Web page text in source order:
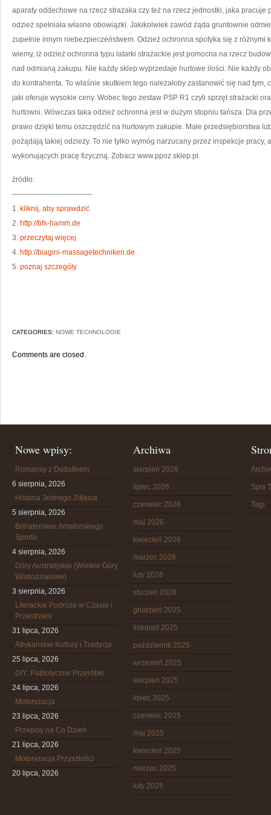
aparaty oddechowe na rzecz strażaka czy też na rzecz jednostki, jaka pracuje
odzież spełniała własne obowiązki. Jakikolwiek zawód żąda gruntownie
zupełnie innym niebezpieczeństwem. Odzież ochronna spotyka się z
wiemy, iż odzież ochronna typu latarki strażackie jest pomocna na rzecz
nad odmianą zakupu. Nie każdy sklep wyprzedaje hurtowe ilości. Nie każdy
do kontrahenta. To właśnie skutkiem tego należałoby zastanowić się nad
jaki oferuje wysokie ceny. Wobec tego zestaw PSP R1 czyli sprzęt strażacki
hurtowni. Wówczas taka odzież ochronna jest w dużym stopniu tańsza. Dla
prawo dzięki temu oszczędzić na hurtowym zakupie. Małe przedsiębiorstwa
pożądają takiej odzieży. To nie tylko wymóg narzucany przez inspekcje pracy,
wykonujących pracę fizyczną. Zobacz www.ppoz.sklep.pl.
źródło:
———————————
1. kliknij, aby sprawdzić
2. http://bfs-hamm.de
3. przeczytaj więcej
4. http://biagini-massagetechniken.de
5. poznaj szczegóły
CATEGORIES: NOWE TECHNOLOGIE
Comments are closed.
Nowe wpisy:
Romansy z Dodatkiem
6 sierpnia, 2026
Historia Jednego Zdjęcia
5 sierpnia, 2026
Bohaterowie Amatorskiego
Sportu
4 sierpnia, 2026
Góry Australijskie (Wielkie Góry
Wododziałowe)
3 sierpnia, 2026
Literackie Podróże w Czasie i
Przestrzeni
31 lipca, 2026
Afrykańskie Kultury i Tradycje
25 lipca, 2026
DIY: Patriotyczne Przeróbki
24 lipca, 2026
Motoryzacja
23 lipca, 2026
Przepisy na Co Dzień
21 lipca, 2026
Motoryzacja Przyszłości
20 lipca, 2026
Archiwa
sierpień 2026
lipiec 2026
czerwiec 2026
maj 2026
kwiecień 2026
marzec 2026
luty 2026
styczeń 2026
grudzień 2025
listopad 2025
październik 2025
wrzesień 2025
sierpień 2025
lipiec 2025
czerwiec 2025
maj 2025
kwiecień 2025
marzec 2025
luty 2025
Spis
Tagi